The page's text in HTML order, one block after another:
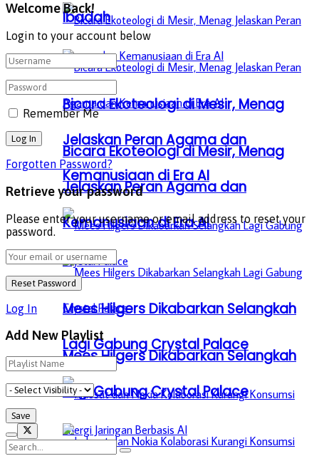
Bicara Ekoteologi di Mesir, Menag
Jelaskan Peran Agama dan
Kemanusiaan di Era AI
Mees Hilgers Dikabarkan Selangkah
Lagi Gabung Crystal Palace
Ibadah
Bicara Ekoteologi di Mesir, Menag
Jelaskan Peran Agama dan
Kemanusiaan di Era AI
Mees Hilgers Dikabarkan Selangkah
Lagi Gabung Crystal Palace
Welcome Back!
Login to your account below
Remember Me
Forgotten Password?
Retrieve your password
Please enter your username or email address to reset your
password.
Log In
Add New Playlist